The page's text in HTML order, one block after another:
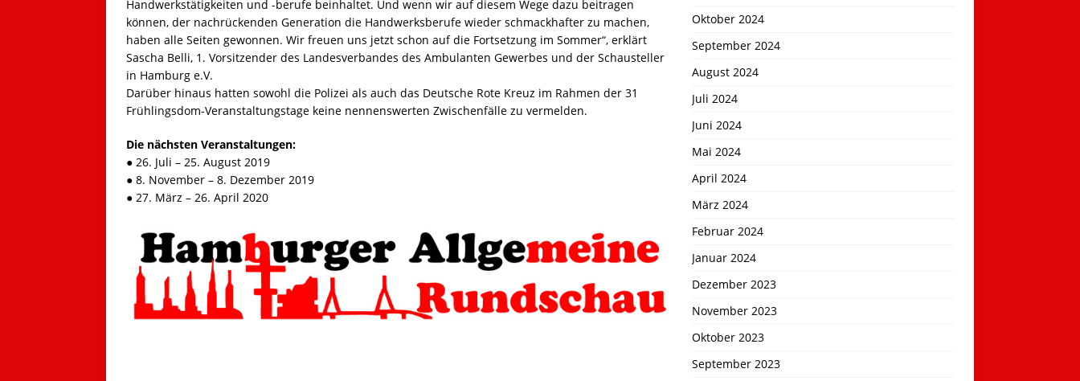
Handwerkstätigkeiten und -berufe beinhaltet. Und wenn wir auf diesem Wege dazu beitragen
können, der nachrückenden Generation die Handwerksberufe wieder schmackhafter zu machen,
haben alle Seiten gewonnen. Wir freuen uns jetzt schon auf die Fortsetzung im Sommer“, erklärt
Sascha Belli, 1. Vorsitzender des Landesverbandes des Ambulanten Gewerbes und der Schausteller
in Hamburg e.V.
Darüber hinaus hatten sowohl die Polizei als auch das Deutsche Rote Kreuz im Rahmen der 31
Frühlingsdom-Veranstaltungstage keine nennenswerten Zwischenfälle zu vermelden.
Die nächsten Veranstaltungen:
● 26. Juli – 25. August 2019
● 8. November – 8. Dezember 2019
● 27. März – 26. April 2020
Oktober 2024
September 2024
August 2024
Juli 2024
Juni 2024
Mai 2024
April 2024
März 2024
Februar 2024
Januar 2024
Dezember 2023
November 2023
Oktober 2023
September 2023